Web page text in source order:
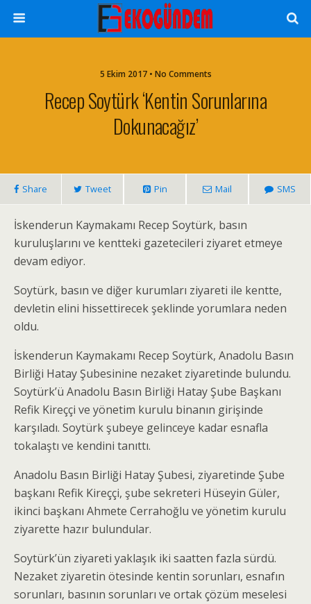
5 Ekim 2017 • No Comments
Recep Soytürk ‘Kentin Sorunlarına
Dokunacağız’
Share Tweet Pin Mail SMS
İskenderun Kaymakamı Recep Soytürk, basın
kuruluşlarını ve kentteki gazetecileri ziyaret etmeye
devam ediyor.
Soytürk, basın ve diğer kurumları ziyareti ile kentte,
devletin elini hissettirecek şeklinde yorumlara neden
oldu.
İskenderun Kaymakamı Recep Soytürk, Anadolu Basın
Birliği Hatay Şubesinine nezaket ziyaretinde bulundu.
Soytürk’ü Anadolu Basın Birliği Hatay Şube Başkanı
Refik Kireççi ve yönetim kurulu binanın girişinde
karşıladı. Soytürk şubeye gelinceye kadar esnafla
tokalaştı ve kendini tanıttı.
Anadolu Basın Birliği Hatay Şubesi, ziyaretinde Şube
başkanı Refik Kireççi, şube sekreteri Hüseyin Güler,
ikinci başkanı Ahmete Cerrahoğlu ve yönetim kurulu
ziyarette hazır bulundular.
Soytürk’ün ziyareti yaklaşık iki saatten fazla sürdü.
Nezaket ziyaretin ötesinde kentin sorunları, esnafın
sorunları, basının sorunları ve ortak çözüm meselesi